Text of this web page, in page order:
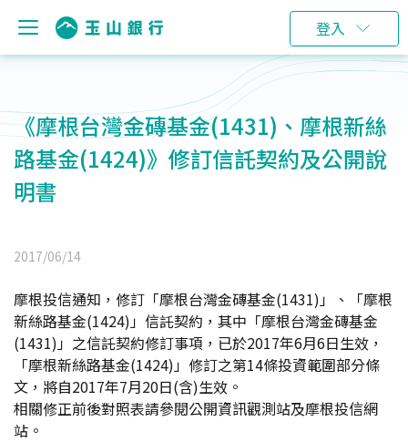
登入
《摩根台灣金磚基金(1431)、摩根新絲
路基金(1424)》修訂信託契約及公開說
明書
2017/06/14
摩根投信通知，修訂「摩根台灣金磚基金(1431)」、「摩根
新絲路基金(1424)」信託契約，其中「摩根台灣金磚基金
(1431)」之信託契約修訂事項，已於2017年6月6日生效，
「摩根新絲路基金(1424)」修訂之第14條投資範圍部分條
文，將自2017年7月20日(含)生效。
相關修正前後對照表請參閱公開資訊觀測站及摩根投信網
站。